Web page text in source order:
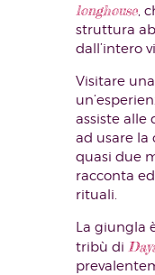
longhouse,
struttura
dall’intero
Visitare
assiste alle
ad usare
quasi due
racconta
rituali.
La giungla
tribù di